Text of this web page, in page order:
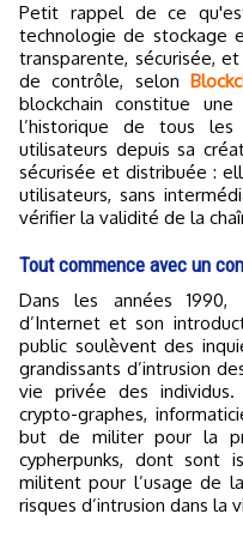
Petit rappel de ce
technologie de stockage
transparente, sécurisée,
de contrôle, selon
blockchain constitue
l’historique de tous
utilisateurs depuis sa
sécurisée et distribuée :
utilisateurs, sans
vérifier la validité de la
Tout commence avec un
Dans les années 1990, l’émergence à grande échelle
d’Internet et son
public soulèvent des
grandissants d’intrusion
vie privée des
crypto-graphes,
but de militer pour la
cypherpunks, dont sont
militent pour l’usage de
risques d’intrusion dans la